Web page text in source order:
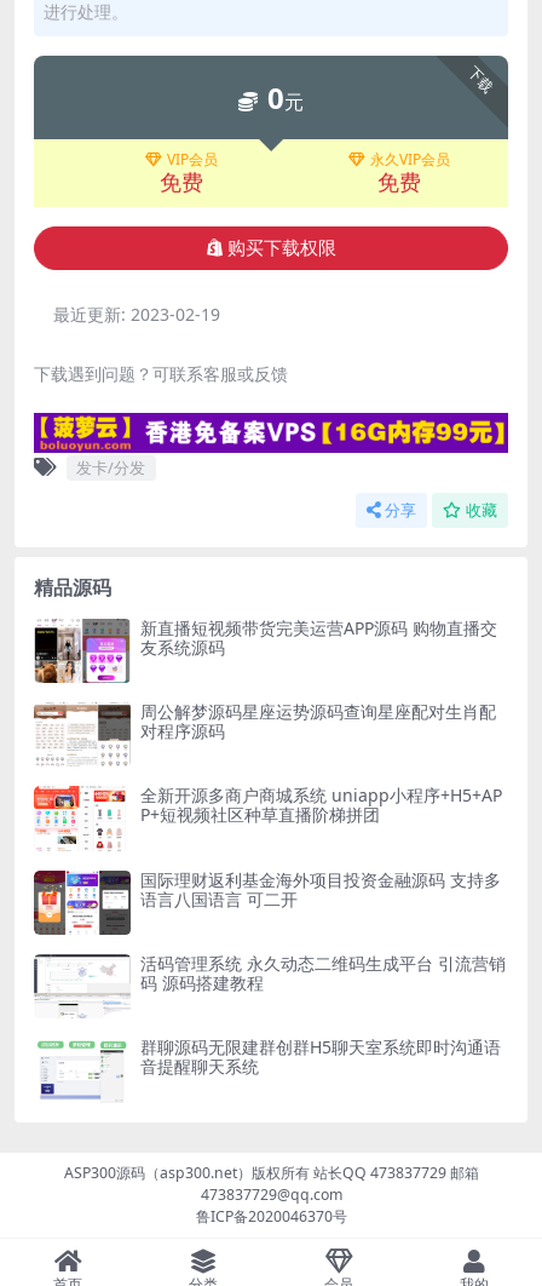
进行处理。
下载
0元
VIP会员
免费
永久VIP会员
免费
购买下载权限
最近更新: 2023-02-19
下载遇到问题？可联系客服或反馈
发卡/分发
分享 收藏
精品源码
新直播短视频带货完美运营APP源码 购物直播交
友系统源码
周公解梦源码星座运势源码查询星座配对生肖配
对程序源码
全新开源多商户商城系统 uniapp小程序+H5+AP
P+短视频社区种草直播阶梯拼团
国际理财返利基金海外项目投资金融源码 支持多
语言八国语言 可二开
活码管理系统 永久动态二维码生成平台 引流营销
码 源码搭建教程
群聊源码无限建群创群H5聊天室系统即时沟通语
音提醒聊天系统
ASP300源码（asp300.net）版权所有 站长QQ 473837729 邮箱
473837729@qq.com
鲁ICP备2020046370号